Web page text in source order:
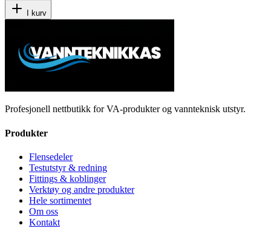
I kurv
Profesjonell nettbutikk for VA-produkter og vannteknisk utstyr.
Produkter
Flensedeler
Testutstyr & redning
Fittings & koblinger
Verktøy og andre produkter
Hele sortimentet
Om oss
Kontakt